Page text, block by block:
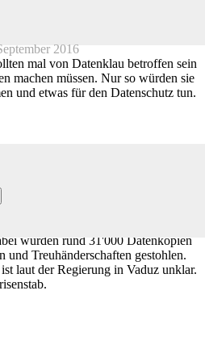
2016
mal von Datenklau betroffen sein
machen müssen. Nur so würden sie
und etwas für den Datenschutz tun.
wurden rund 31'000 Datenkopien
und Treuhänderschaften gestohlen.
laut der Regierung in Vaduz unklar.